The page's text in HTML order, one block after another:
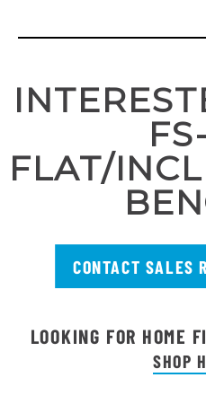
FLAT/
CONTACT SALES
LOOKING FOR HOME
SHOP